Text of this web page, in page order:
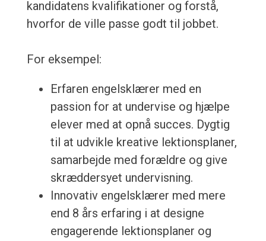
kandidatens kvalifikationer og forstå,
hvorfor de ville passe godt til jobbet.
For eksempel:
Erfaren engelsklærer med en
passion for at undervise og hjælpe
elever med at opnå succes. Dygtig
til at udvikle kreative lektionsplaner,
samarbejde med forældre og give
skræddersyet undervisning.
Innovativ engelsklærer med mere
end 8 års erfaring i at designe
engagerende lektionsplaner og